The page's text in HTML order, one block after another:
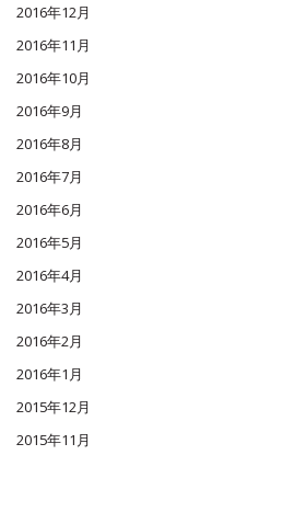
2016年12月
2016年11月
2016年10月
2016年9月
2016年8月
2016年7月
2016年6月
2016年5月
2016年4月
2016年3月
2016年2月
2016年1月
2015年12月
2015年11月